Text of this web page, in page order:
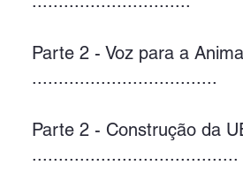
Parte 2 - Voz para a
...................................
Parte 2 - Construção da
.......................................